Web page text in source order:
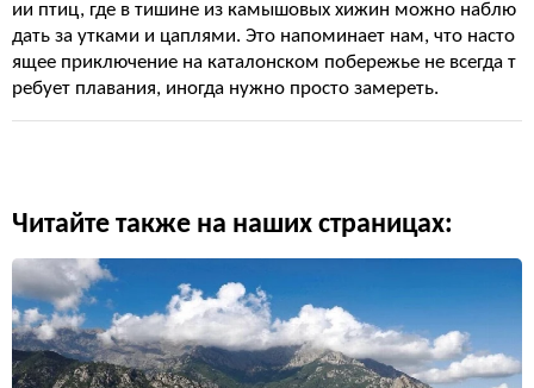
ии птиц, где в тишине из камышовых хижин можно наблю
дать за утками и цаплями. Это напоминает нам, что насто
ящее приключение на каталонском побережье не всегда т
ребует плавания, иногда нужно просто замереть.
Читайте также на наших страницах: